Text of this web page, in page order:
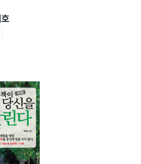
되자
?
수상 ?
를 녹인다 ?
공의 비밀열쇠다